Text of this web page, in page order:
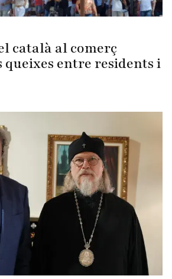
català al comerç
queixes entre residents i